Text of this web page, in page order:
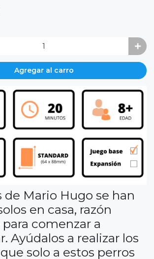
Agregar al carro
de Mario Hugo se han
en casa, razón
comenzar a
Ayúdalos a realizar los
solo a estos perros